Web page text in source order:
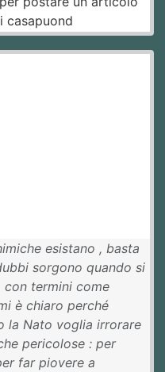
casapuond
esistano , basta
sorgono quando si
con termini come
è chiaro perché
la Nato voglia irrorare
pericolose : per
far piovere a